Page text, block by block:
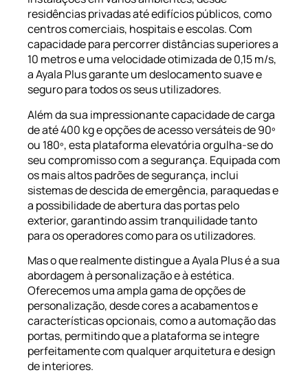
residências privadas até edifícios públicos, como
centros comerciais, hospitais e escolas. Com
capacidade para percorrer distâncias superiores a
10 metros e uma velocidade otimizada de 0,15 m/s,
a Ayala Plus garante um deslocamento suave e
seguro para todos os seus utilizadores.
Além da sua impressionante capacidade de carga
de até 400 kg e opções de acesso versáteis de 90º
ou 180º, esta plataforma elevatória orgulha-se do
seu compromisso com a segurança. Equipada com
os mais altos padrões de segurança, inclui
sistemas de descida de emergência, paraquedas e
a possibilidade de abertura das portas pelo
exterior, garantindo assim tranquilidade tanto
para os operadores como para os utilizadores.
Mas o que realmente distingue a Ayala Plus é a sua
abordagem à personalização e à estética.
Oferecemos uma ampla gama de opções de
personalização, desde cores a acabamentos e
características opcionais, como a automação das
portas, permitindo que a plataforma se integre
perfeitamente com qualquer arquitetura e design
de interiores.